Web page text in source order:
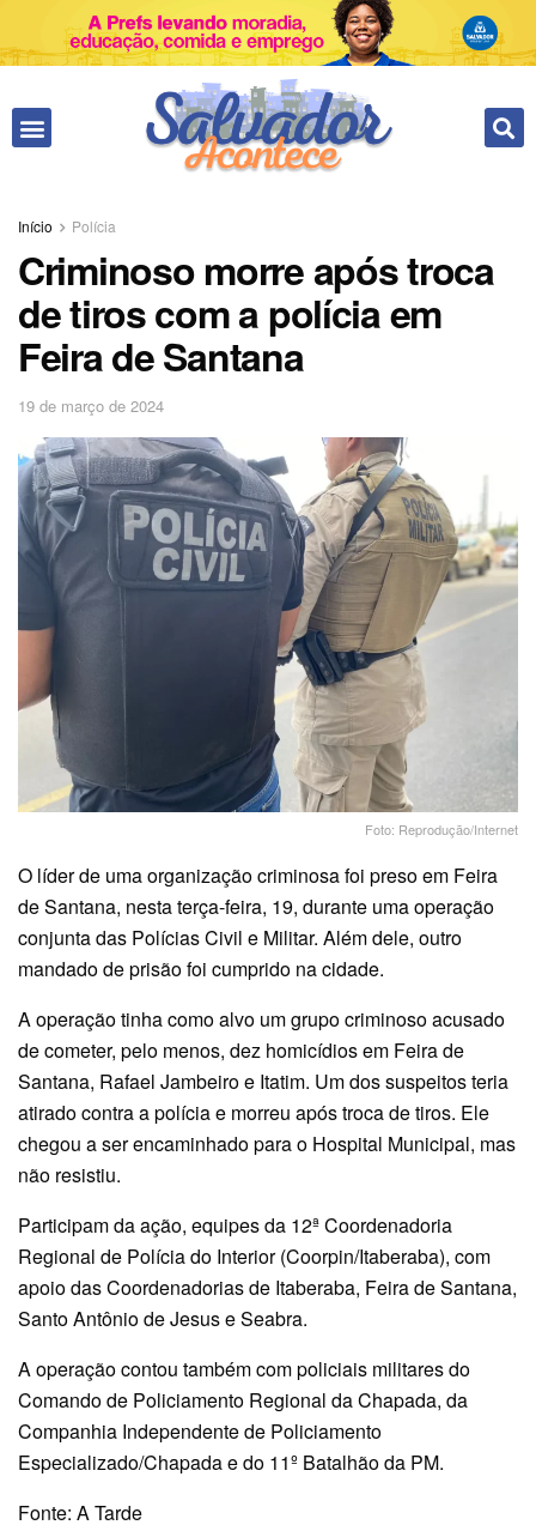
Início Polícia
Criminoso morre após troca
de tiros com a polícia em
Feira de Santana
19 de março de 2024
Foto: Reprodução/Internet
O líder de uma organização criminosa foi preso em Feira
de Santana, nesta terça-feira, 19, durante uma operação
conjunta das Polícias Civil e Militar. Além dele, outro
mandado de prisão foi cumprido na cidade.
A operação tinha como alvo um grupo criminoso acusado
de cometer, pelo menos, dez homicídios em Feira de
Santana, Rafael Jambeiro e Itatim. Um dos suspeitos teria
atirado contra a polícia e morreu após troca de tiros. Ele
chegou a ser encaminhado para o Hospital Municipal, mas
não resistiu.
Participam da ação, equipes da 12ª Coordenadoria
Regional de Polícia do Interior (Coorpin/Itaberaba), com
apoio das Coordenadorias de Itaberaba, Feira de Santana,
Santo Antônio de Jesus e Seabra.
A operação contou também com policiais militares do
Comando de Policiamento Regional da Chapada, da
Companhia Independente de Policiamento
Especializado/Chapada e do 11º Batalhão da PM.
Fonte: A Tarde